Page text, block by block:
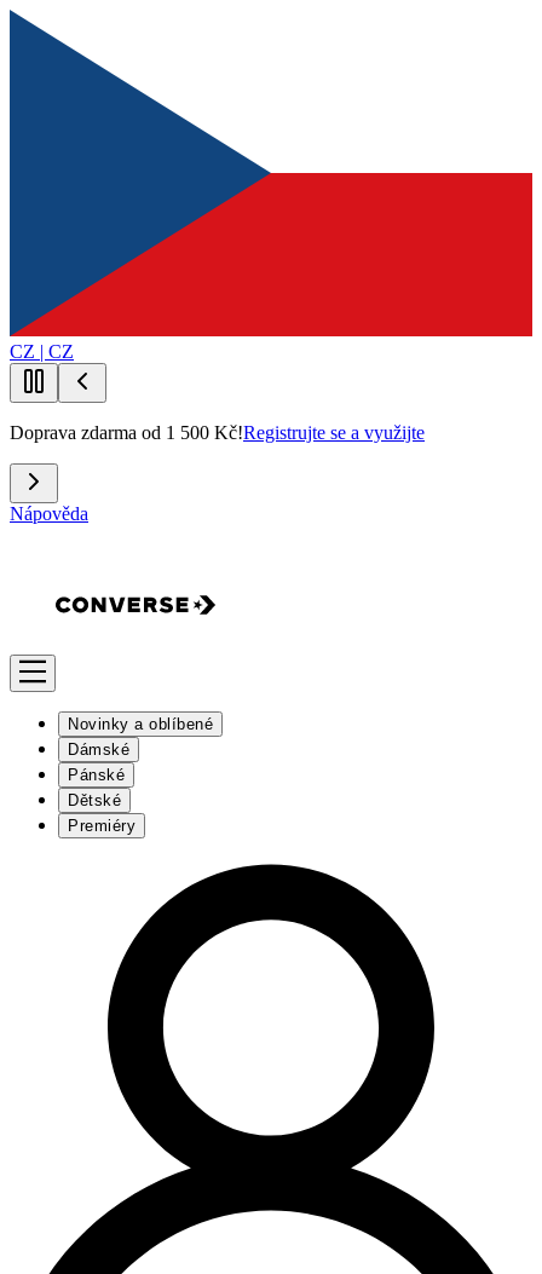
CZ | CZ
Doprava zdarma od 1 500 Kč!Registrujte se a využijte
Nápověda
Novinky a oblíbené
Dámské
Pánské
Dětské
Premiéry